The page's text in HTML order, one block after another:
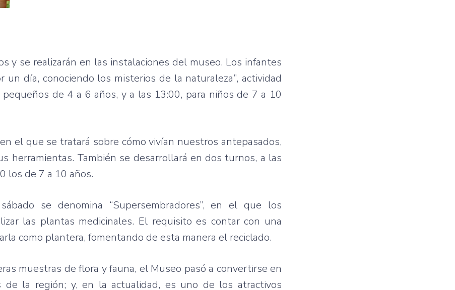
y se realizarán en las instalaciones del museo. Los infantes
día, conociendo los misterios de la naturaleza”, actividad
de 4 a 6 años, y a las 13:00, para niños de 7 a 10
el que se tratará sobre cómo vivían nuestros antepasados,
herramientas. También se desarrollará en dos turnos, a las
los de 7 a 10 años.
se denomina “Supersembradores”, en el que los
las plantas medicinales. El requisito es contar con una
como plantera, fomentando de esta manera el reciclado.
muestras de flora y fauna, el Museo pasó a convertirse en
la región; y, en la actualidad, es uno de los atractivos